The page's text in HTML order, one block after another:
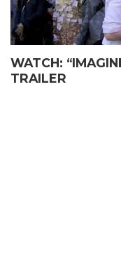
WATCH:
TRAILER